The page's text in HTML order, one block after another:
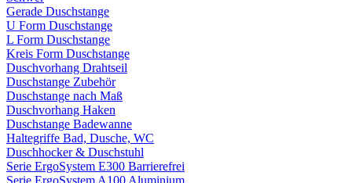
Gerade Duschstange
U Form Duschstange
L Form Duschstange
Kreis Form Duschstange
Duschvorhang Drahtseil
Duschstange Zubehör
Duschstange nach Maß
Duschvorhang Haken
Duschstange Badewanne
Haltegriffe Bad, Dusche, WC
Duschhocker & Duschstuhl
Serie ErgoSystem E300 Barrierefrei
Serie ErgoSystem A100 Aluminium